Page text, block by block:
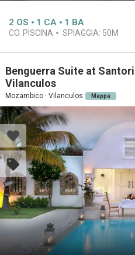
2 OS 1 CA 1 BA
CO. PISCINA SPIAGGIA: 50M
Benguerra Suite at
Vilanculos
Mozambico · Vilanculos Mappa